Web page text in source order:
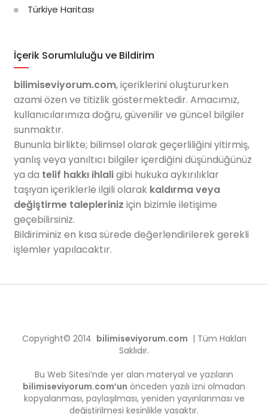
Türkiye Haritası
İçerik Sorumluluğu ve Bildirim
bilimiseviyorum.com, içeriklerini oluştururken
azami özen ve titizlik göstermektedir. Amacımız,
kullanıcılarımıza doğru, güvenilir ve güncel bilgiler
sunmaktır.
Bununla birlikte; bilimsel olarak geçerliliğini yitirmiş,
yanlış veya yanıltıcı bilgiler içerdiğini düşündüğünüz
ya da telif hakkı ihlaligibi hukuka aykırılıklar
taşıyan içeriklerle ilgili olarak kaldırma veya
değiştirme talepleriniz için bizimle iletişime
geçebilirsiniz.
Bildiriminiz en kısa sürede değerlendirilerek gerekli
işlemler yapılacaktır.
Copyright© 2014 bilimiseviyorum.com | Tüm Hakları
Saklıdır.
Bu Web Sitesi’nde yer alan materyal ve yazıların
bilimiseviyorum.com’un önceden yazılı izni olmadan
kopyalanması, paylaşılması, yeniden yayınlanması ve
değiştirilmesi kesinlikle yasaktır.